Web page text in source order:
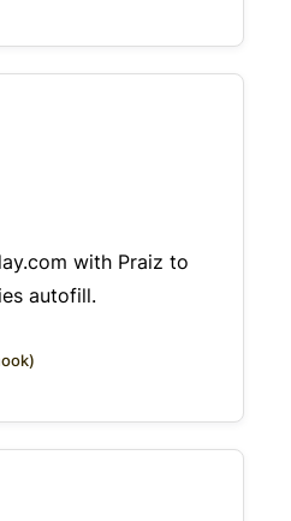
with Praiz to
autofill.